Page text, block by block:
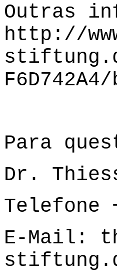
Outras
http://
Para
Dr.
Telefone
E-Mail: